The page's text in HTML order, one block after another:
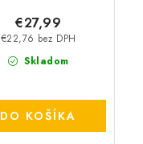
Skladom
€22,76 bez DPH
€27,99
DO KOŠÍKA